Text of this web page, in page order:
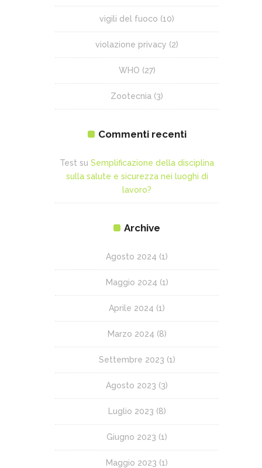
vigili del fuoco (10)
violazione privacy (2)
WHO (27)
Zootecnia (3)
Commenti recenti
Test su Semplificazione della disciplina
sulla salute e sicurezza nei luoghi di
lavoro?
Archive
Agosto 2024 (1)
Maggio 2024 (1)
Aprile 2024 (1)
Marzo 2024 (8)
Settembre 2023 (1)
Agosto 2023 (3)
Luglio 2023 (8)
Giugno 2023 (1)
Maggio 2023 (1)